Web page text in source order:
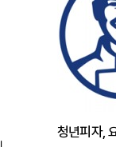
청년피자,